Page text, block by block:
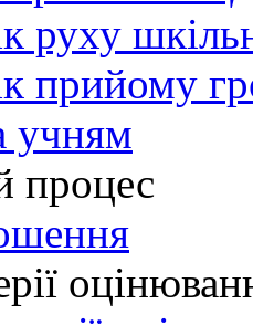
руху
прийому
учням
процес